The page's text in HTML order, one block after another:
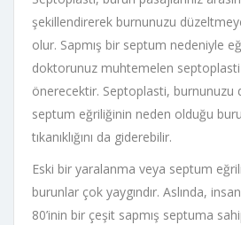
şekillendirerek burnunuzu
olur. Sapmış bir septum nedeniyle
doktorunuz muhtemelen septoplasti
önerecektir. Septoplasti, burnunuzu
septum eğriliğinin neden olduğu
tıkanıklığını da giderebilir.
Eski bir yaralanma veya septum
burunlar çok yaygındır. Aslında,
80’inin bir çeşit sapmış septuma